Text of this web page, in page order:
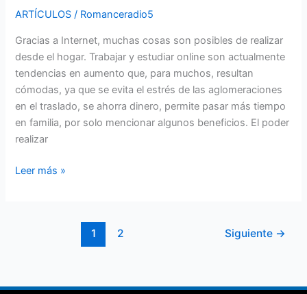
ARTÍCULOS / Romanceradio5
Gracias a Internet, muchas cosas son posibles de realizar
desde el hogar. Trabajar y estudiar online son actualmente
tendencias en aumento que, para muchos, resultan
cómodas, ya que se evita el estrés de las aglomeraciones
en el traslado, se ahorra dinero, permite pasar más tiempo
en familia, por solo mencionar algunos beneficios. El poder
realizar
Leer más »
1 2 Siguiente →